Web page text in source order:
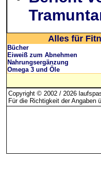
Alles für
Bücher
Eiweiß zum Abnehmen
Nahrungsergänzung
Omega 3 und Öle
Copyright © 2002 / 2026
Für die Richtigkeit der Angaben